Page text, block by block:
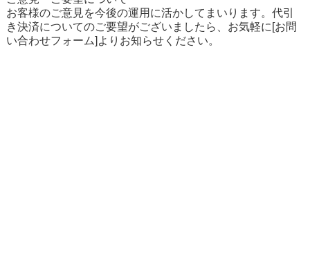
お客様のご意見を今後の運用に活かしてまいります。代引
き決済についてのご要望がございましたら、お気軽に [お問
い合わせフォーム] よりお知らせください。